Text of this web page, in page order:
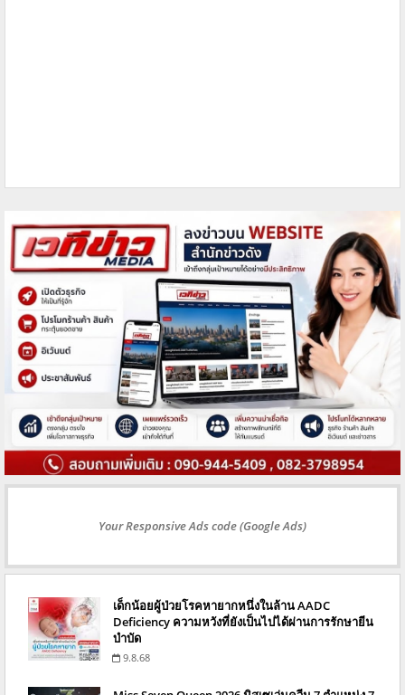
Your Responsive Ads code (Google Ads)
เด็กน้อยผู้ป่วยโรคหายากหนึ่งในล้าน AADC
Deficiency ความหวังที่ยังเป็นไปได้ผ่านการรักษายีน
บำบัด
9.8.68